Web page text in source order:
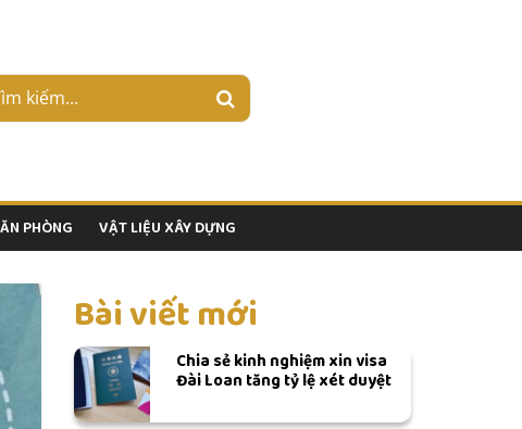
PHÒNG VẬT LIỆU XÂY DỰNG
Bài viết mới
Chia sẻ kinh nghiệm xin visa
Đài Loan tăng tỷ lệ xét duyệt